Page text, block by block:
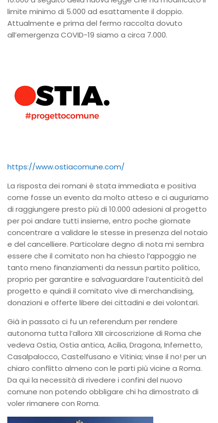
limite minimo di 5.000 ad esattamente il doppio.
Attualmente e prima del fermo raccolta dovuto
all’emergenza COVID-19 siamo a circa 7.000.
https://www.ostiacomune.com/
La risposta dei romani è stata immediata e positiva
come fosse un evento da molto atteso e ci auguriamo
di raggiungere presto più di 10.000 adesioni al progetto
per poi andare tutti insieme, entro poche giornate
concentrare a validare le stesse in presenza del notaio
e del cancelliere. Particolare degno di nota mi sembra
essere che il comitato non ha chiesto l’appoggio ne
tanto meno finanziamenti da nessun partito politico,
proprio per garantire e salvaguardare l’autenticità del
progetto e quindi il comitato vive di merchandising,
donazioni e offerte libere dei cittadini e dei volontari.
Già in passato ci fu un referendum per rendere
autonoma tutta l’allora XIII circoscrizione di Roma che
vedeva Ostia, Ostia antica, Acilia, Dragona, Infernetto,
Casalpalocco, Castelfusano e Vitinia; vinse il no! per un
chiaro conflitto almeno con le parti più vicine a Roma.
Da qui la necessità di rivedere i confini del nuovo
comune non potendo obbligare chi ha dimostrato di
voler rimanere con Roma.